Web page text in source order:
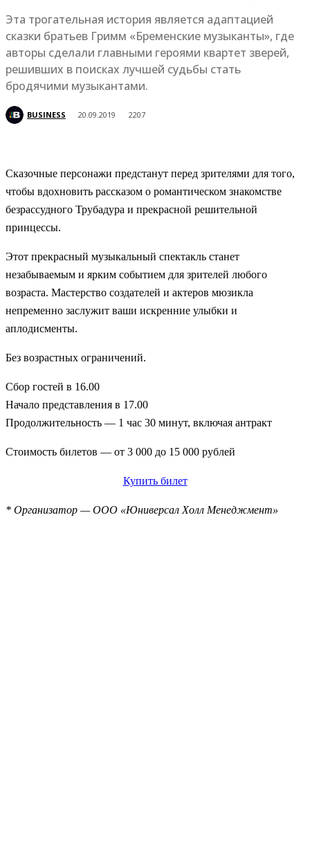
Эта трогательная история является адаптацией
сказки братьев Гримм «Бременские музыканты», где
авторы сделали главными героями квартет зверей,
решивших в поисках лучшей судьбы стать
бродячими музыкантами.
BUSINESS 20.09.2019 2207
Сказочные персонажи предстанут перед зрителями для того,
чтобы вдохновить рассказом о романтическом знакомстве
безрассудного Трубадура и прекрасной решительной
принцессы.
Этот прекрасный музыкальный спектакль станет
незабываемым и ярким событием для зрителей любого
возраста. Мастерство создателей и актеров мюзикла
непременно заслужит ваши искренние улыбки и
аплодисменты.
Без возрастных ограничений.
Сбор гостей в 16.00
Начало представления в 17.00
Продолжительность — 1 час 30 минут, включая антракт
Стоимость билетов — от 3 000 до 15 000 рублей
Купить билет
* Организатор — ООО «Юниверсал Холл Менеджмент»